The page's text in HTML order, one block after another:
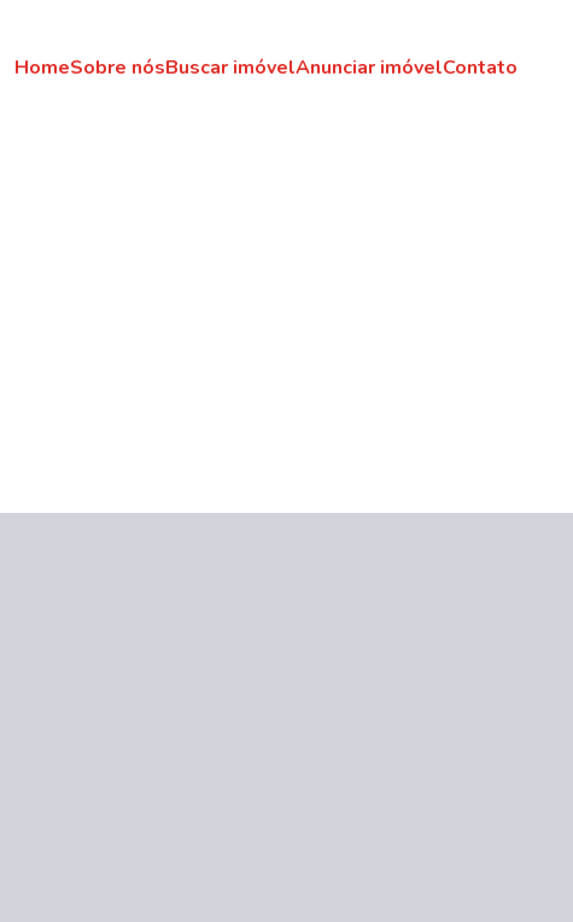
HomeSobre nósBuscar imóvelAnunciar imóvelContato